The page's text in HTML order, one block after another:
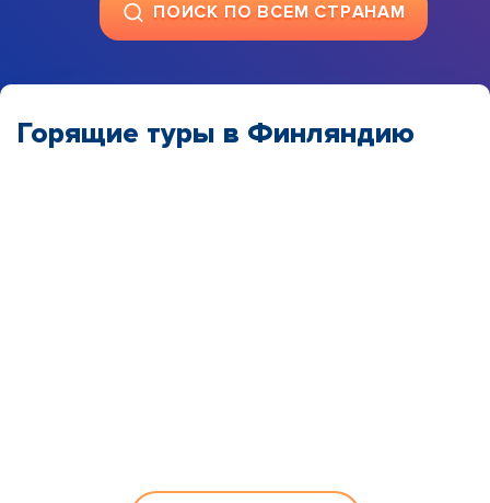
ПОИСК ПО ВСЕМ СТРАНАМ
Горящие туры в Финляндию